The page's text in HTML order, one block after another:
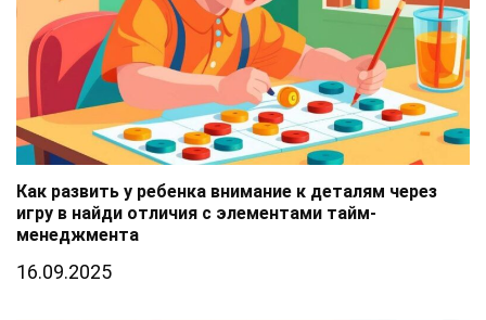
Как развить у ребенка внимание к деталям через
игру в найди отличия с элементами тайм-
менеджмента
16.09.2025